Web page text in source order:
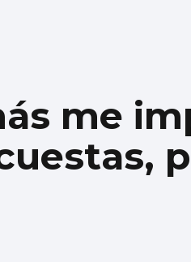
me